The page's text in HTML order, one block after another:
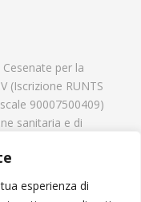
esperienza di
per la
(Iscrizione RUNTS
90007500409)
sanitaria e di
problema